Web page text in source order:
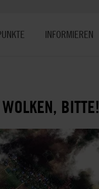
INFORMIEREN
BITTE!